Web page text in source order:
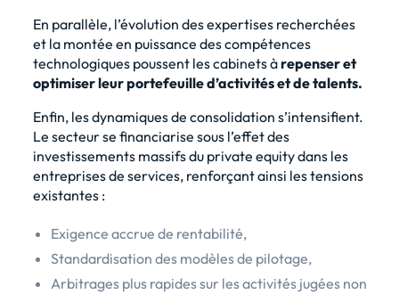
En parallèle, l’évolution des expertises recherchées
et la montée en puissance des compétences
technologiques poussent les cabinets àrepenser et
optimiser leur portefeuille d’activités et de talents.
Enfin, les dynamiques de consolidation s’intensifient.
Le secteur se financiarise sous l’effet des
investissements massifs du private equity dans les
entreprises de services, renforçant ainsi les tensions
existantes :
Exigence accrue de rentabilité,
Standardisation des modèles de pilotage,
Arbitrages plus rapides sur les activités jugées non